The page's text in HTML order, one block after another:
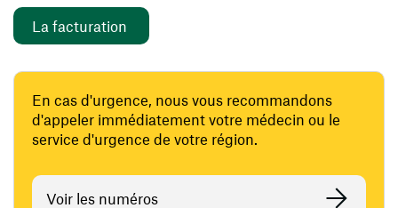
La facturation
En cas d'urgence, nous vous recommandons
d'appeler immédiatement votre médecin ou le
service d'urgence de votre région.
Voir les numéros